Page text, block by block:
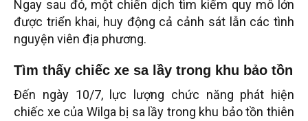
Ngay sau đó, một chiến dịch tìm kiếm quy mô lớn
được triển khai, huy động cả cảnh sát lẫn các tình
nguyện viên địa phương.
Tìm thấy chiếc xe sa lầy trong khu bảo tồn
Đến ngày 10/7, lực lượng chức năng phát hiện
chiếc xe của Wilga bị sa lầy trong khu bảo tồn thiên